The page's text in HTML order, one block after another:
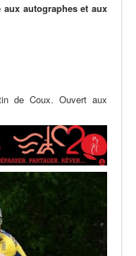
autographes et aux
de Coux. Ouvert aux